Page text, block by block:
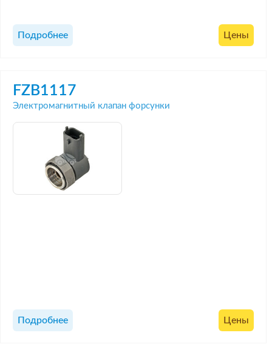
Подробнее Цены
FZB1117
Электромагнитный клапан форсунки
Подробнее Цены